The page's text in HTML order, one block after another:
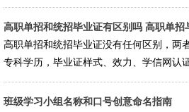
高职单招和统招毕业证有区别吗 高职单
高职单招和统招毕业证没有任何区别，两
专科学历，毕业证样式、效力、学信网认
班级学习小组名称和口号创意命名指南